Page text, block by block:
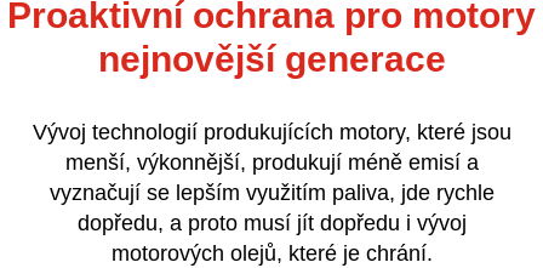
Proaktivní ochrana pro motory
nejnovější generace
Vývoj technologií produkujících motory, které jsou
menší, výkonnější, produkují méně emisí a
vyznačují se lepším využitím paliva, jde rychle
dopředu, a proto musí jít dopředu i vývoj
motorových olejů, které je chrání.